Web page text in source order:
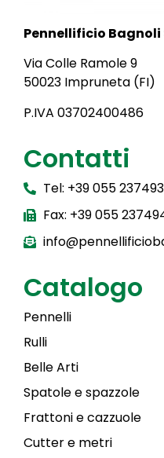
Pennellificio Bagnoli
Via Colle Ramole 9
50023 Impruneta (FI)
P.IVA 03702400486
Contatti
Tel: +39 055
Fax: +39 055
Catalogo
Pennelli
Rulli
Belle Arti
Spatole e spazzole
Frattoni e cazzuole
Cutter e metri